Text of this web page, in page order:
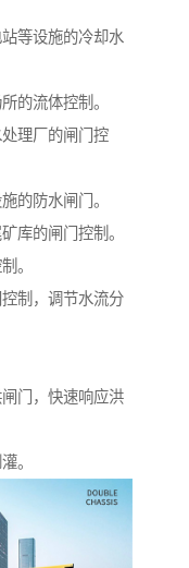
等设施的冷却水
的流体控制。
理厂的闸门控
的防水闸门。
库的闸门控制。
。
制，调节水流分
门，快速响应洪
。